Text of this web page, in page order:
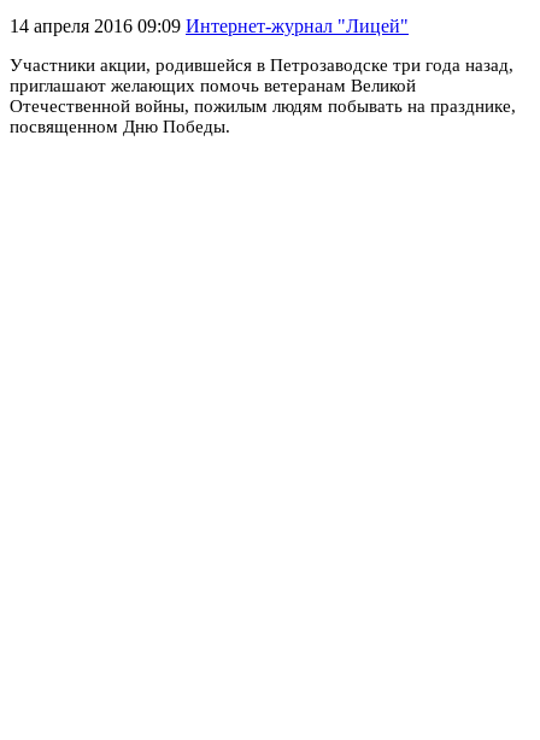
14 апреля 2016 09:09 Интернет-журнал "Лицей"
Участники акции, родившейся в Петрозаводске три года назад,
приглашают желающих помочь ветеранам Великой
Отечественной войны, пожилым людям побывать на празднике,
посвященном Дню Победы.